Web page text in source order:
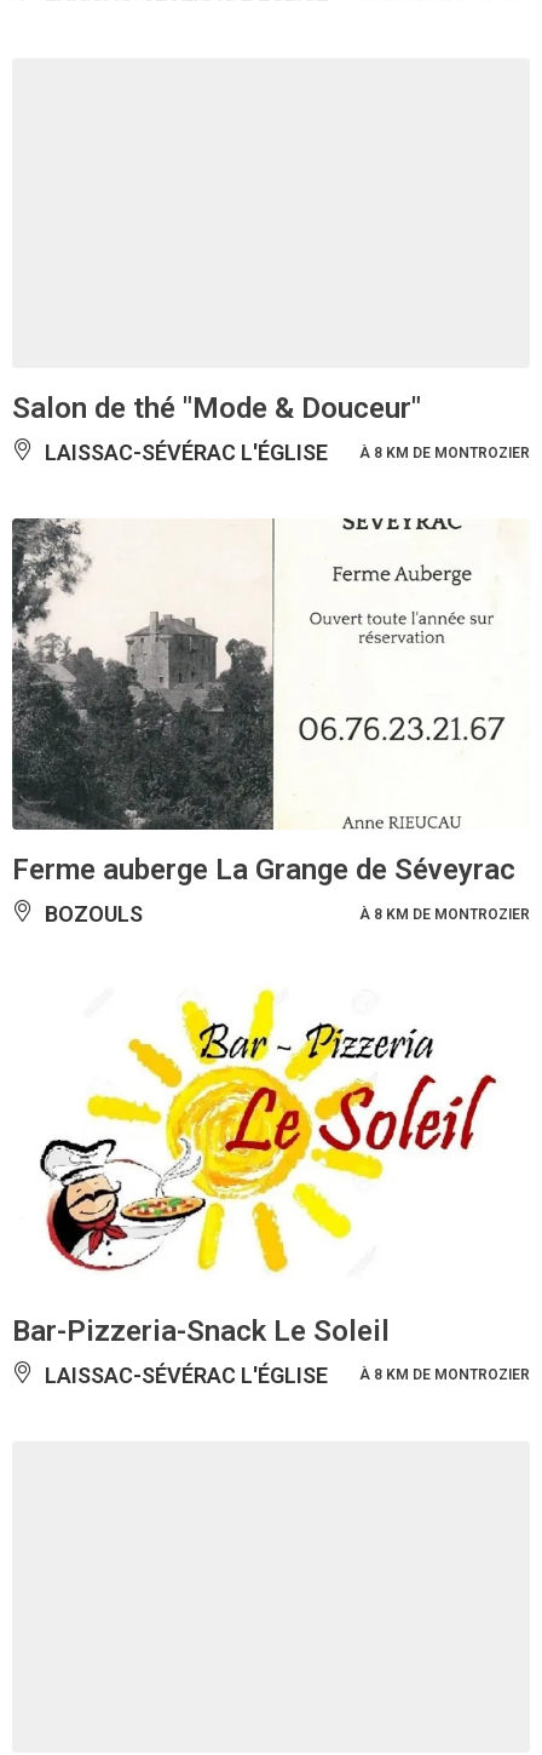
Salon de thé "Mode & Douceur"
LAISSAC-SÉVÉRAC L'ÉGLISE À 8 KM DE MONTROZIER
Ferme auberge La Grange de Séveyrac
BOZOULS À 8 KM DE MONTROZIER
Bar-Pizzeria-Snack Le Soleil
LAISSAC-SÉVÉRAC L'ÉGLISE À 8 KM DE MONTROZIER